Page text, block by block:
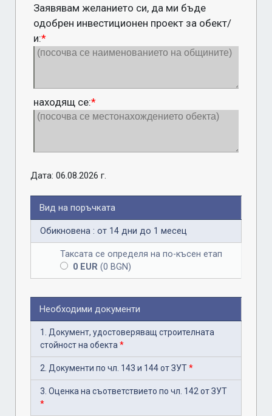
Заявявам желанието си, да ми бъде
одобрен инвестиционен проект за обект/
и:*
находящ се:*
Дата: 06.08.2026 г.
Вид на поръчката
Обикновена : от 14 дни до 1 месец
Таксата се определя на по-късен етап
0 EUR (0 BGN)
Необходими документи
1. Документ, удостоверяващ строителната
стойност на обекта *
2. Документи по чл. 143 и 144 от ЗУТ*
3. Оценка на съответствието по чл. 142 от ЗУТ
*